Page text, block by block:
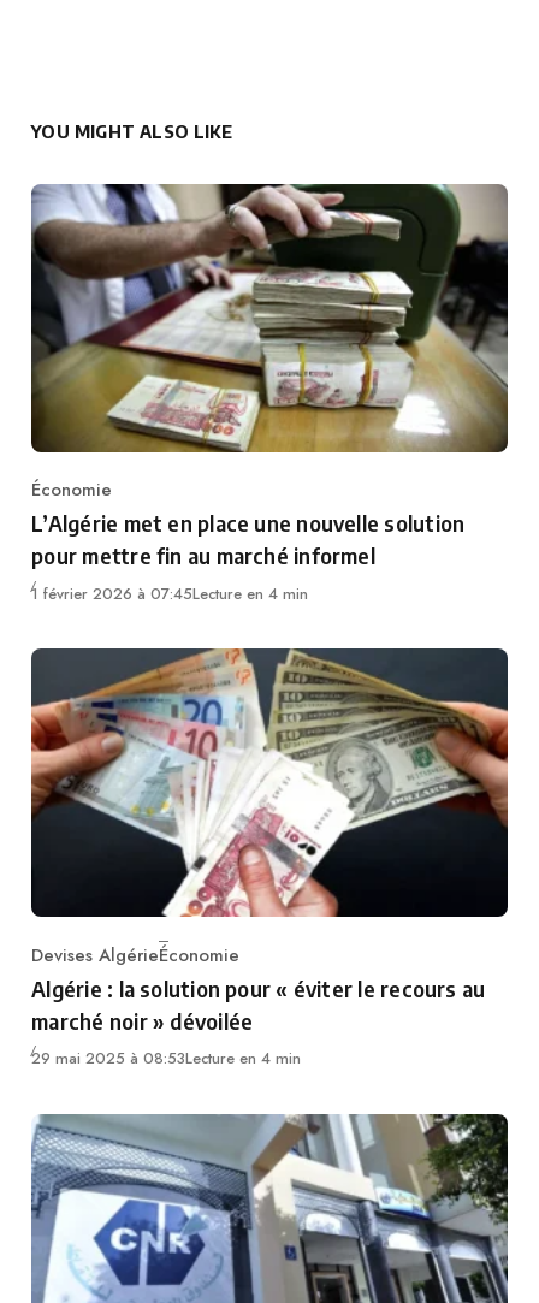
YOU MIGHT ALSO LIKE
Category
Économie
L’Algérie met en place une nouvelle solution
pour mettre fin au marché informel
1 février 2026 à 07:45Lecture en 4 min
Category
Devises AlgérieÉconomie
Algérie : la solution pour « éviter le recours au
marché noir » dévoilée
29 mai 2025 à 08:53Lecture en 4 min